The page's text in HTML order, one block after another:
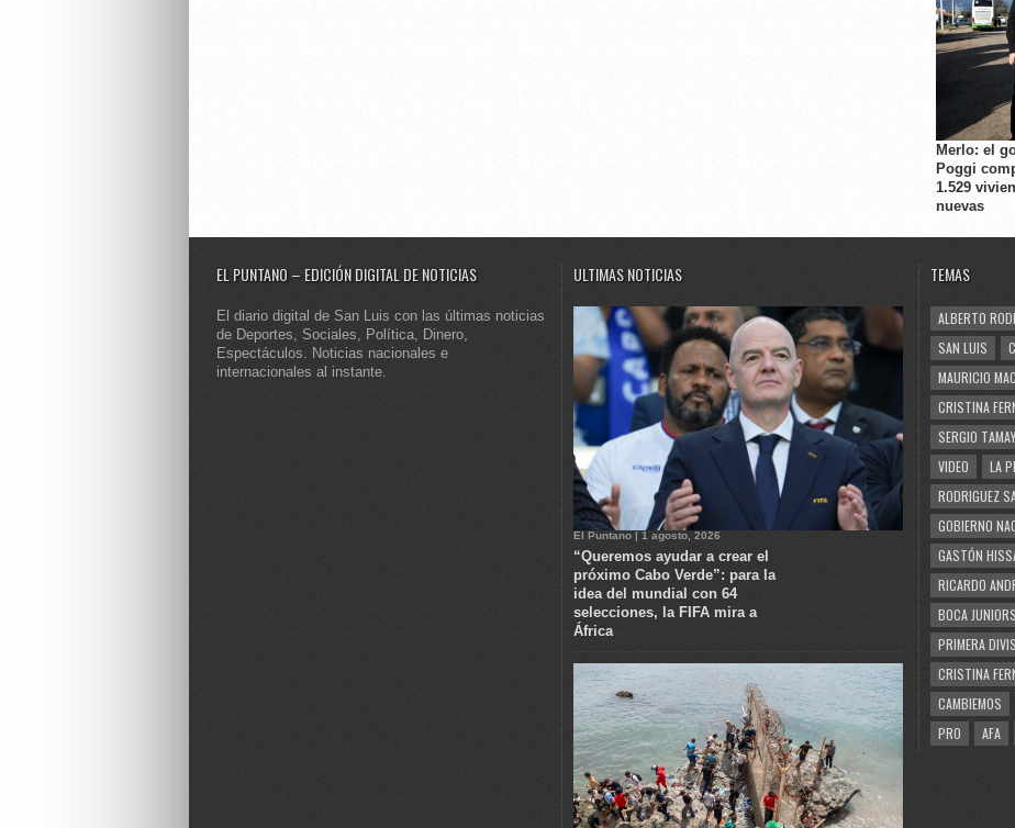
Merlo: el
Poggi
1.529
nuevas
EL PUNTANO – EDICIÓN DIGITAL DE NOTICIAS
El diario digital de San Luis con las últimas noticias
de Deportes, Sociales, Política, Dinero,
Espectáculos. Noticias nacionales e
internacionales al instante.
ULTIMAS NOTICIAS
El Puntano | 1 agosto, 2026
“Queremos ayudar a crear el
próximo Cabo Verde”: para la
idea del mundial con 64
selecciones, la FIFA mira a
África
TEMAS
ALBERTO
SAN LUIS
MAURICIO
CRISTINA
SERGIO
VIDEO
LA
RODRIGUEZ
GOBIERNO
GASTÓN
RICARDO
BOCA JUNIORS
PRIMERA
CRISTINA
CAMBIEMOS
PRO
AFA